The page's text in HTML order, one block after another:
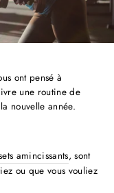
ont pensé à
une routine de
nouvelle année.
amincissants, sont
ou que vous vouliez